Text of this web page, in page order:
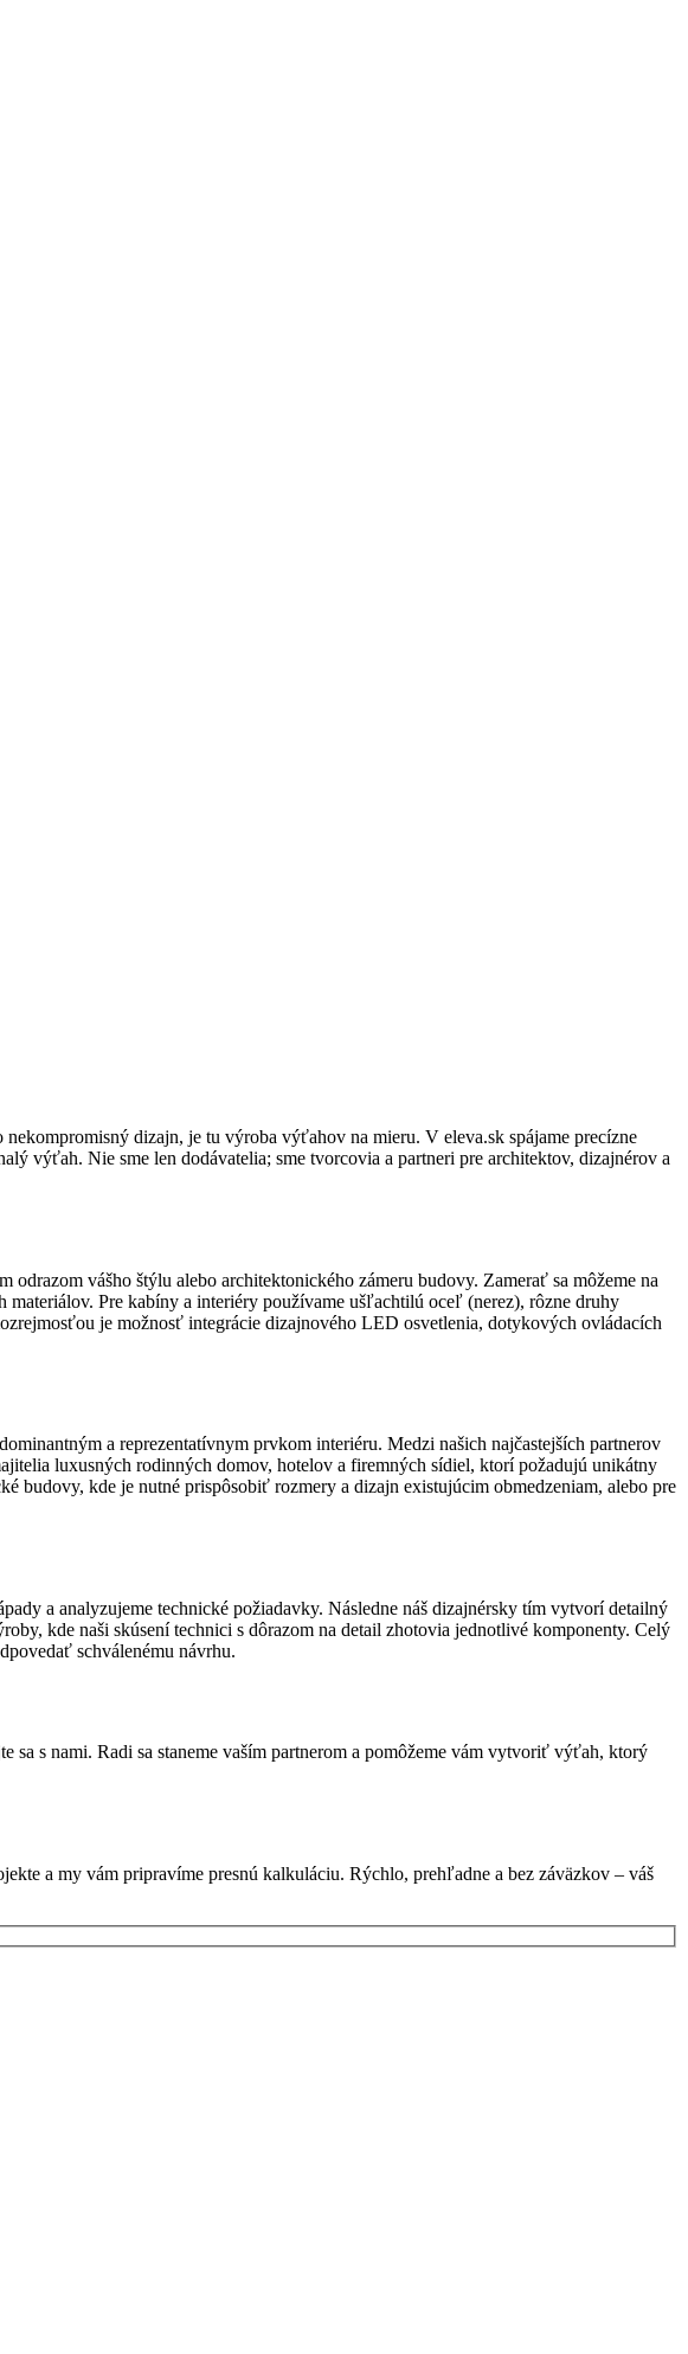
dizajn, je tu výroba výťahov na mieru. V eleva.sk spájame precízne
výťah. Nie sme len dodávatelia; sme tvorcovia a partneri pre architektov, dizajnérov a
vášho štýlu alebo architektonického zámeru budovy. Zamerať sa môžeme na
Pre kabíny a interiéry používame ušľachtilú oceľ (nerez), rôzne druhy
je možnosť integrácie dizajnového LED osvetlenia, dotykových ovládacích
a reprezentatívnym prvkom interiéru. Medzi našich najčastejších partnerov
luxusných rodinných domov, hotelov a firemných sídiel, ktorí požadujú unikátny
budovy, kde je nutné prispôsobiť rozmery a dizajn existujúcim obmedzeniam, alebo pre
a analyzujeme technické požiadavky. Následne náš dizajnérsky tím vytvorí detailný
kde naši skúsení technici s dôrazom na detail zhotovia jednotlivé komponenty. Celý
schválenému návrhu.
s nami. Radi sa staneme vaším partnerom a pomôžeme vám vytvoriť výťah, ktorý
a my vám pripravíme presnú kalkuláciu. Rýchlo, prehľadne a bez záväzkov – váš